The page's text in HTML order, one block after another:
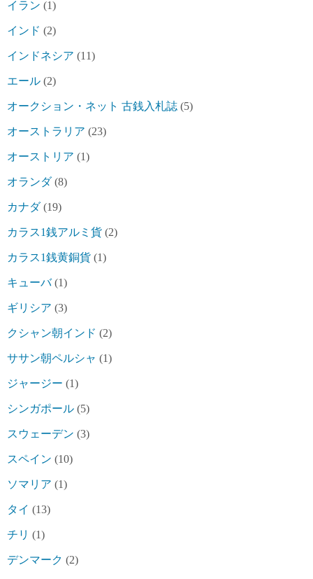
イラン (1)
インド (2)
インドネシア (11)
エール (2)
オークション・ネット 古銭入札誌 (5)
オーストラリア (23)
オーストリア (1)
オランダ(8)
カナダ(19)
カラス1銭アルミ貨 (2)
カラス1銭黄銅貨 (1)
キューバ(1)
ギリシア (3)
クシャン朝インド (2)
ササン朝ペルシャ (1)
ジャージー (1)
シンガポール (5)
スウェーデン (3)
スペイン (10)
ソマリア (1)
タイ (13)
チリ (1)
デンマーク (2)